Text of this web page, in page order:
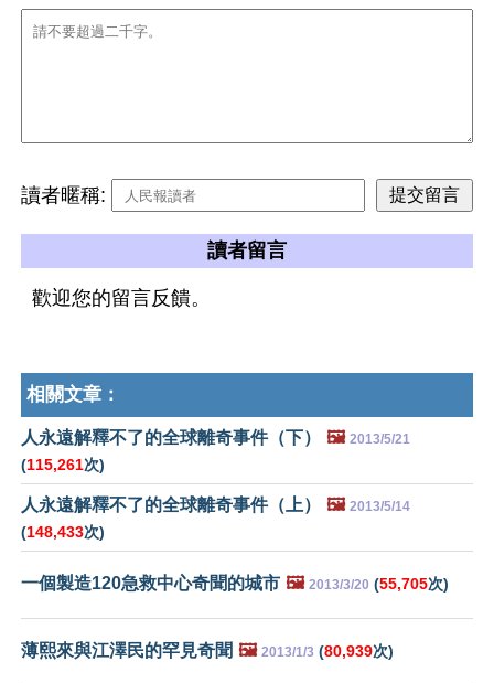
讀者暱稱:
讀者留言
歡迎您的留言反饋。
相關文章：
人永遠解釋不了的全球離奇事件（下） 🖼️ 2013/5/21
(115,261次)
人永遠解釋不了的全球離奇事件（上） 🖼️ 2013/5/14
(148,433次)
一個製造120急救中心奇聞的城市 🖼️ 2013/3/20 (55,705次)
薄熙來與江澤民的罕見奇聞 🖼️ 2013/1/3 (80,939次)